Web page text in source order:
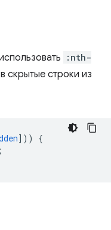
:nth-
скрытые строки из
]))
{
;